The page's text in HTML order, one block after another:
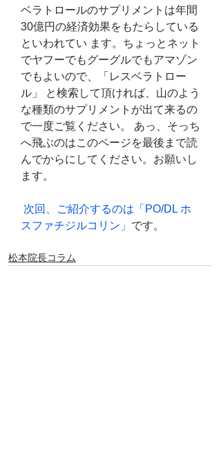
ベラトロールのサプリメントは年間
30億円の経済効果をもたらしている
といわれてい ます。ちょっとネット
でヤフーでもグーグルでもアマゾン
でもよいので、「レスベラトロー
ル」 と検索して頂ければ、山のよう
な種類のサプリメントが出て来るの
で一度ご覧ください。 あっ、そっち
へ飛ぶのはこのページを最後まで読
んでからにしてください。お願いし
ます。
次回、ご紹介するのは「PO/DL ホ
スファチジルコリン」 です。
松本院長コラム